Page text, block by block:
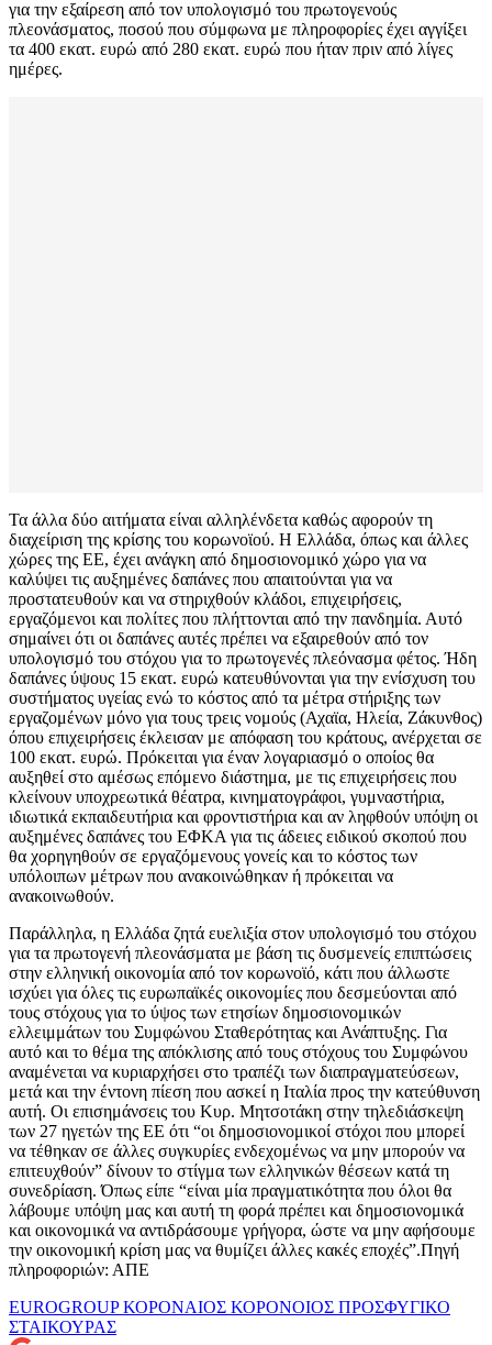
για την εξαίρεση από τον υπολογισμό του πρωτογενούς
πλεονάσματος, ποσού που σύμφωνα με πληροφορίες έχει αγγίξει
τα 400 εκατ. ευρώ από 280 εκατ. ευρώ που ήταν πριν από λίγες
ημέρες.
Τα άλλα δύο αιτήματα είναι αλληλένδετα καθώς αφορούν τη
διαχείριση της κρίσης του κορωνοϊού. Η Ελλάδα, όπως και άλλες
χώρες της ΕΕ, έχει ανάγκη από δημοσιονομικό χώρο για να
καλύψει τις αυξημένες δαπάνες που απαιτούνται για να
προστατευθούν και να στηριχθούν κλάδοι, επιχειρήσεις,
εργαζόμενοι και πολίτες που πλήττονται από την πανδημία. Αυτό
σημαίνει ότι οι δαπάνες αυτές πρέπει να εξαιρεθούν από τον
υπολογισμό του στόχου για το πρωτογενές πλεόνασμα φέτος. Ήδη
δαπάνες ύψους 15 εκατ. ευρώ κατευθύνονται για την ενίσχυση του
συστήματος υγείας ενώ το κόστος από τα μέτρα στήριξης των
εργαζομένων μόνο για τους τρεις νομούς (Αχαϊα, Ηλεία, Ζάκυνθος)
όπου επιχειρήσεις έκλεισαν με απόφαση του κράτους, ανέρχεται σε
100 εκατ. ευρώ. Πρόκειται για έναν λογαριασμό ο οποίος θα
αυξηθεί στο αμέσως επόμενο διάστημα, με τις επιχειρήσεις που
κλείνουν υποχρεωτικά θέατρα, κινηματογράφοι, γυμναστήρια,
ιδιωτικά εκπαιδευτήρια και φροντιστήρια και αν ληφθούν υπόψη οι
αυξημένες δαπάνες του ΕΦΚΑ για τις άδειες ειδικού σκοπού που
θα χορηγηθούν σε εργαζόμενους γονείς και το κόστος των
υπόλοιπων μέτρων που ανακοινώθηκαν ή πρόκειται να
ανακοινωθούν.
Παράλληλα, η Ελλάδα ζητά ευελιξία στον υπολογισμό του στόχου
για τα πρωτογενή πλεονάσματα με βάση τις δυσμενείς επιπτώσεις
στην ελληνική οικονομία από τον κορωνοϊό, κάτι που άλλωστε
ισχύει για όλες τις ευρωπαϊκές οικονομίες που δεσμεύονται από
τους στόχους για το ύψος των ετησίων δημοσιονομικών
ελλειμμάτων του Συμφώνου Σταθερότητας και Ανάπτυξης. Για
αυτό και το θέμα της απόκλισης από τους στόχους του Συμφώνου
αναμένεται να κυριαρχήσει στο τραπέζι των διαπραγματεύσεων,
μετά και την έντονη πίεση που ασκεί η Ιταλία προς την κατεύθυνση
αυτή. Οι επισημάνσεις του Κυρ. Μητσοτάκη στην τηλεδιάσκεψη
των 27 ηγετών της ΕΕ ότι “οι δημοσιονομικοί στόχοι που μπορεί
να τέθηκαν σε άλλες συγκυρίες ενδεχομένως να μην μπορούν να
επιτευχθούν” δίνουν το στίγμα των ελληνικών θέσεων κατά τη
συνεδρίαση. Όπως είπε “είναι μία πραγματικότητα που όλοι θα
λάβουμε υπόψη μας και αυτή τη φορά πρέπει και δημοσιονομικά
και οικονομικά να αντιδράσουμε γρήγορα, ώστε να μην αφήσουμε
την οικονομική κρίση μας να θυμίζει άλλες κακές εποχές”.Πηγή
πληροφοριών: ΑΠΕ
EUROGROUPΚΟΡΟΝΑΙΟΣ ΚΟΡΟΝΟΙΟΣ ΠΡΟΣΦΥΓΙΚΟ
ΣΤΑΙΚΟΥΡΑΣ